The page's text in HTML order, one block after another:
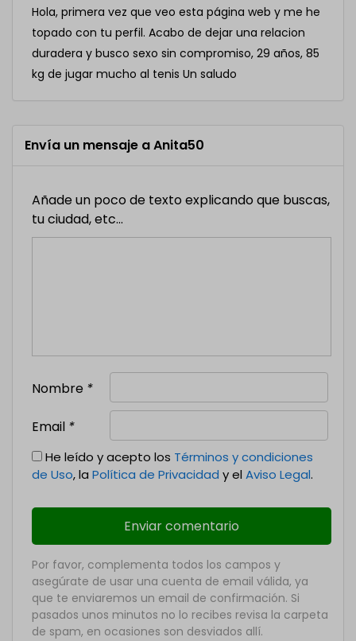
Hola, primera vez que veo esta página web y me he
topado con tu perfil. Acabo de dejar una relacion
duradera y busco sexo sin compromiso, 29 años, 85
kg de jugar mucho al tenis Un saludo
Envía un mensaje a Anita50
Añade un poco de texto explicando que buscas,
tu ciudad, etc...
Nombre *
Email *
He leído y acepto los Términos y condiciones
de Uso, la Política de Privacidad y el Aviso Legal.
Por favor, complementa todos los campos y
asegúrate de usar una cuenta de email válida, ya
que te enviaremos un email de confirmación. Si
pasados unos minutos no lo recibes revisa la carpeta
de spam, en ocasiones son desviados allí.